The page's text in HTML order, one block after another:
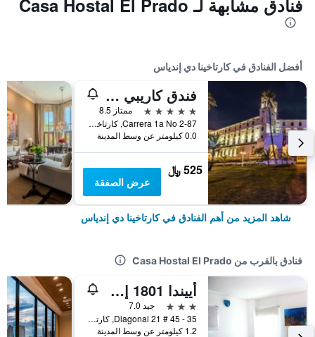
فنادق مشابهة لـ Casa Hostal El Prado
أفضل الفنادق في كارتاخينا دي إندياس
فندق كاريبي باي فاراندا جراند، وهو عضو في مجموعة راديسون إندفيدوالز
5 نجوم
ممتاز 8.5
Carrera 1a No 2-87, كارتاخينا دي إندياس, كولومبيا
0.0 كيلومتر عن وسط المدينة
525 ﷼
عرض الصفقة
شاهد المزيد من أهم الفنادق في كارتاخينا دي إندياس
فنادق بالقرب من Casa Hostal El Prado
أييندا 1801 إل أوشيانو
3 نجوم
جيد 7.0
Diagonal 21 # 45 - 35, كارتاخينا دي إندياس, كولومبيا
1.2 كيلومتر عن وسط المدينة